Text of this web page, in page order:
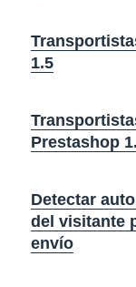
1.5
Prestashop
Detectar
del visitante
envío